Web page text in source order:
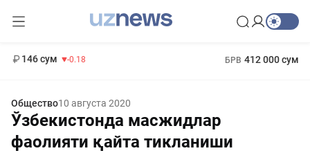
146 сум -0.18 БРВ 412 000 сум
Общество10 августа 2020
Ўзбекистонда масжидлар
фаолияти қайта тикланиши